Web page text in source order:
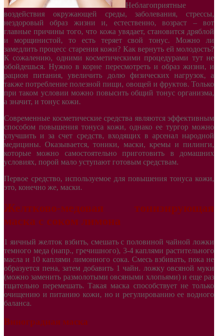
Неблагоприятные
воздействия окружающей среды, заболевания, стрессы,
нездоровый образ жизни и, естественно, возраст – вот
главные причины того, что кожа увядает, становится дряблой
и морщинистой, то есть теряет свой тонус. Можно ли
замедлить процесс старения кожи? Как вернуть ей молодость?
К сожалению, одними косметическими процедурами тут не
обойдешься. Нужно в корне пересмотреть и образ жизни, и
рацион питания, увеличить долю физических нагрузок, а
также потребление полезной пищи, овощей и фруктов. Только
при таком условии можно повысить общий тонус организма,
а значит, и тонус кожи.
Современные косметические средства являются эффективным
способом повышения тонуса кожи, однако ее тургор можно
улучшить и за счет средств, входящих в арсенал народной
медицины. Оказывается, тоники, маски, кремы и пилинги,
которые можно самостоятельно приготовить в домашних
условиях, порой мало уступают готовым средствам.
Первое средство, используемое для повышения тонуса кожи,
это, конечно же, маски.
Желтково-медовая тонизирующая
маска с соком лимона
1 яичный желток взбить, смешать с половиной чайной ложки
темного меда (напр., гречишного), 3-4 каплями растительного
масла и 10 каплями лимонного сока. Смесь взбивать, пока не
образуется пена, затем добавить 1 чайн. ложку овсяной муки
(можно заменить размолотыми овсяными хлопьями) и еще раз
тщательно перемешать. Такая маска способствует не только
очищению и питанию кожи, но и регулированию ее водного
баланса.
Виноградная маска